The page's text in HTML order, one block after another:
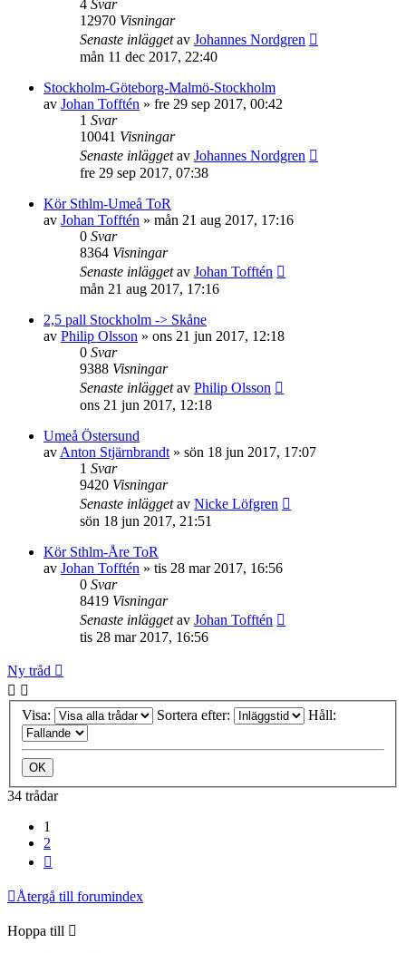
4 Svar
12970 Visningar
Senaste inläggetav Johannes Nordgren
mån 11 dec 2017, 22:40
Stockholm-Göteborg-Malmö-Stockholm
av Johan Tofftén » fre 29 sep 2017, 00:42
1 Svar
10041 Visningar
Senaste inläggetav Johannes Nordgren
fre 29 sep 2017, 07:38
Kör Sthlm-Umeå ToR
av Johan Tofftén » mån 21 aug 2017, 17:16
0 Svar
8364 Visningar
Senaste inläggetav Johan Tofftén
mån 21 aug 2017, 17:16
2,5 pall Stockholm -> Skåne
av Philip Olsson » ons 21 jun 2017, 12:18
0 Svar
9388 Visningar
Senaste inläggetav Philip Olsson
ons 21 jun 2017, 12:18
Umeå Östersund
av Anton Stjärnbrandt » sön 18 jun 2017, 17:07
1 Svar
9420 Visningar
Senaste inläggetav Nicke Löfgren
sön 18 jun 2017, 21:51
Kör Sthlm-Åre ToR
av Johan Tofftén » tis 28 mar 2017, 16:56
0 Svar
8419 Visningar
Senaste inläggetav Johan Tofftén
tis 28 mar 2017, 16:56
Ny tråd
Visa: Sortera efter: Håll:
34 trådar
1
2
Återgå till forumindex
Hoppa till